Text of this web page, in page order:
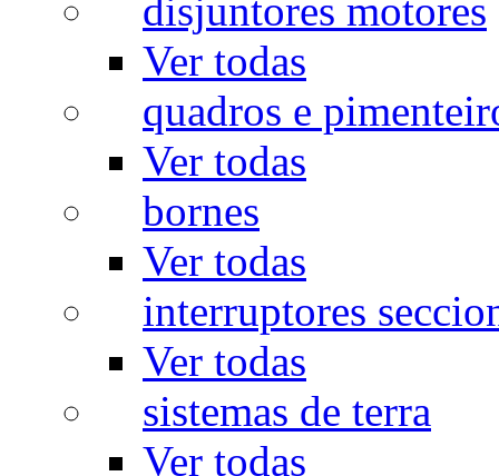
disjuntores motores
Ver todas
quadros e
Ver todas
bornes
Ver todas
interruptores
Ver todas
sistemas de terra
Ver todas